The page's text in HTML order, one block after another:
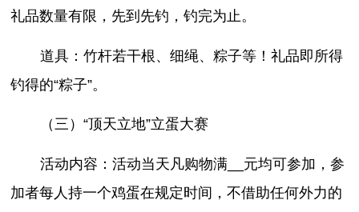
礼品数量有限，先到先钓，钓完为止。
道具：竹杆若干根、细绳、粽子等！礼品即所得
钓得的“粽子”。
（三）“顶天立地”立蛋大赛
活动内容：活动当天凡购物满__元均可参加，参
加者每人持一个鸡蛋在规定时间，不借助任何外力的